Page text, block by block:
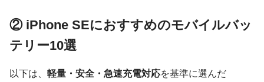
② iPhone SEにおすすめのモバイルバッ
テリー10選
以下は、 軽量・安全・急速充電対応を基準に選んだ